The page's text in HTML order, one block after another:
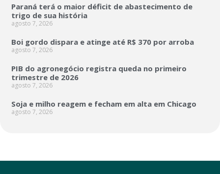
Paraná terá o maior déficit de abastecimento de
trigo de sua história
agosto 7, 2026
Boi gordo dispara e atinge até R$ 370 por arroba
agosto 7, 2026
PIB do agronegócio registra queda no primeiro
trimestre de 2026
agosto 7, 2026
Soja e milho reagem e fecham em alta em Chicago
agosto 7, 2026